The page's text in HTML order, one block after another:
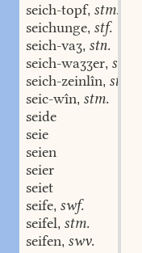
seich-topf, stm.
seichunge, stf.
seich-vaʒ, stn.
seich-waʒʒer, stn.
seich-zeinlîn, stn.
seic-wîn, stm.
seide
seie
seien
seier
seiet
seife, swf.
seifel, stm.
seifen, swv.